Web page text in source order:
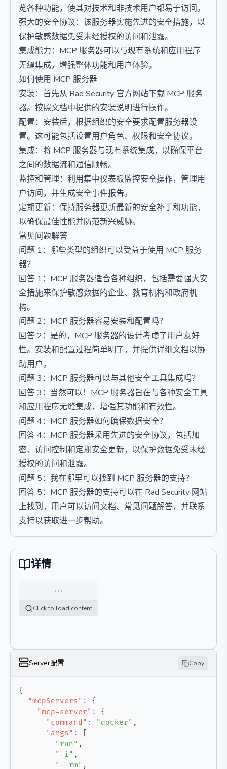
览各种功能，使其对技术和非技术用户都易于访问。
强大的安全协议：该服务器实施先进的安全措施，以
保护敏感数据免受未经授权的访问和泄露。
集成能力：MCP 服务器可以与现有系统和应用程序
无缝集成，增强整体功能和用户体验。
如何使用 MCP 服务器
安装：首先从 Rad Security 官方网站下载 MCP 服务
器。按照文档中提供的安装说明进行操作。
配置：安装后，根据组织的安全要求配置服务器设
置。这可能包括设置用户角色、权限和安全协议。
集成：将 MCP 服务器与现有系统集成，以确保平台
之间的数据流和通信顺畅。
监控和管理：利用集中仪表板监控安全操作，管理用
户访问，并生成安全事件报告。
定期更新：保持服务器更新最新的安全补丁和功能，
以确保最佳性能并防范新兴威胁。
常见问题解答
问题 1：哪些类型的组织可以受益于使用 MCP 服务
器？
回答 1：MCP 服务器适合各种组织，包括需要强大安
全措施来保护敏感数据的企业、教育机构和政府机
构。
问题 2：MCP 服务器容易安装和配置吗？
回答 2：是的，MCP 服务器的设计考虑了用户友好
性。安装和配置过程简单明了，并提供详细文档以协
助用户。
问题 3：MCP 服务器可以与其他安全工具集成吗？
回答 3：当然可以！MCP 服务器旨在与各种安全工具
和应用程序无缝集成，增强其功能和有效性。
问题 4：MCP 服务器如何确保数据安全？
回答 4：MCP 服务器采用先进的安全协议，包括加
密、访问控制和定期安全更新，以保护数据免受未经
授权的访问和泄露。
问题 5：我在哪里可以找到 MCP 服务器的支持？
回答 5：MCP 服务器的支持可以在 Rad Security 网站
上找到，用户可以访问文档、常见问题解答，并联系
支持以获取进一步帮助。
详情
…
Click to load content
Server配置 Copy
{
"mcpServers" :
{
"mcp-server" :
{
"command" : "docker" ,
"args" :
"run" ,
"-i" ,
"--rm" ,